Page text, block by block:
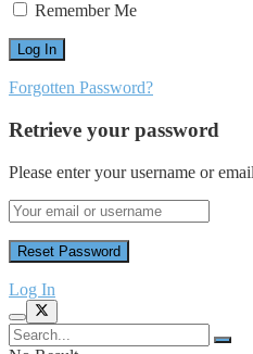
Remember Me
Forgotten Password?
Retrieve your password
Please enter your username or
Log In